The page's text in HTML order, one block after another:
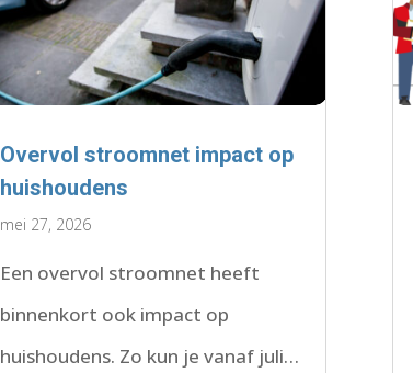
Overvol stroomnet impact op
huishoudens
mei 27, 2026
Een overvol stroomnet heeft
binnenkort ook impact op
huishoudens. Zo kun je vanaf juli